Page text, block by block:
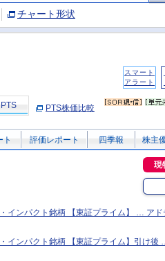
チャート形状
スマート
アラート
PTS PTS株価比較
ト 評価レポート 四季報 株主
現
インパクト銘柄 【東証プライム】 … ア
インパクト銘柄 【東証プライム】引け